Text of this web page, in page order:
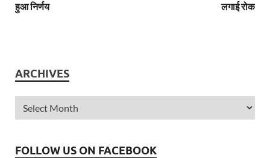
हुआ निर्णय
लगाई रोक
ARCHIVES
FOLLOW US ON FACEBOOK